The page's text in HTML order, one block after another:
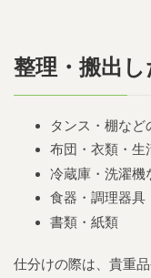
整理・搬出
タンス・棚など
布団・衣類・生
冷蔵庫・洗濯機
食器・調理器具
書類・紙類
仕分けの際は、貴重